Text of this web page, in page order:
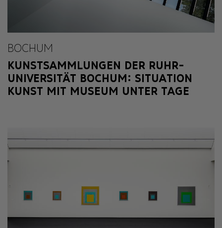
BOCHUM
KUNSTSAMMLUNGEN DER RUHR-
UNIVERSITÄT BOCHUM: SITUATION
KUNST MIT MUSEUM UNTER TAGE